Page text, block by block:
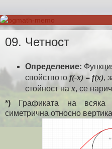
09. Четност
Определение:
свойството f(-x) = f(x),
стойност на x, се
*)
Графиката на
симетрична относно